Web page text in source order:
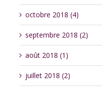
octobre 2018 (4)
septembre 2018 (2)
août 2018 (1)
juillet 2018 (2)